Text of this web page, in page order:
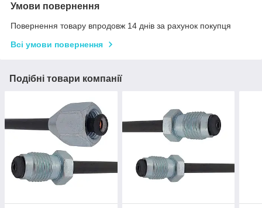
Умови повернення
Повернення товару впродовж 14 днів за рахунок покупця
Всі умови повернення
Подібні товари компанії